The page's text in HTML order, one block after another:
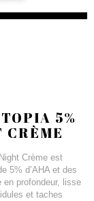
5%
Crème est
5% d’AHA et des
en profondeur, lisse
et taches